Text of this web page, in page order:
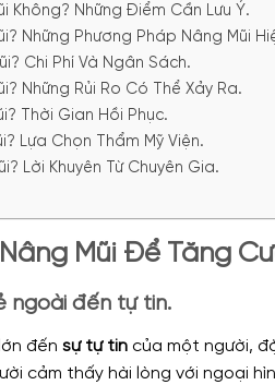
Không? Những Điểm Cần Lưu Ý.
Những Phương Pháp Nâng Mũi
Chi Phí Và Ngân Sách.
Những Rủi Ro Có Thể Xảy Ra.
Thời Gian Hồi Phục.
Lựa Chọn Thẩm Mỹ Viện.
Lời Khuyên Từ Chuyên Gia.
Mũi Để Tăng
ngoài đến tự tin.
đến sự tự tin của một người,
cảm thấy hài lòng với ngoại